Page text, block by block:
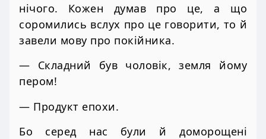
нічого. Кожен думав про це, а що
соромились вслух про це говорити, то й
завели мову про покійника.
— Складний був чоловік, земля йому
пером!
— Продукт епохи.
Бо серед нас були й доморощені